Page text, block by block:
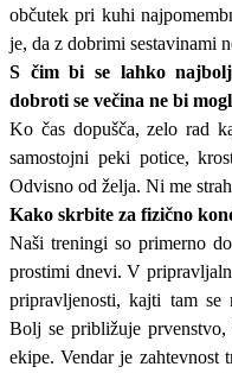
občutek pri kuhi
je, da z dobrimi sestavinami
S čim bi se lahko
dobroti se večina ne bi
Ko čas dopušča, zelo rad
samostojni peki potice,
Odvisno od želja. Ni me
Kako skrbite za fizično
Naši treningi so primerno
prostimi dnevi. V
pripravljenosti, kajti tam se
Bolj se približuje
ekipe. Vendar je zahtevnost